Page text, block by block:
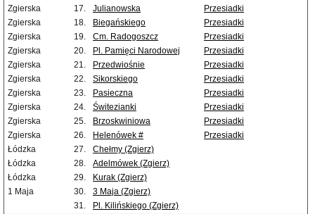
Zgierska
17. Julianowska
Przesiadki
Zgierska
18. Biegańskiego
Przesiadki
Zgierska
19. Cm. Radogoszcz
Przesiadki
Zgierska
20. Pl. Pamięci Narodowej
Przesiadki
Zgierska
21. Przedwiośnie
Przesiadki
Zgierska
22. Sikorskiego
Przesiadki
Zgierska
23. Pasieczna
Przesiadki
Zgierska
24. Świtezianki
Przesiadki
Zgierska
25. Brzoskwiniowa
Przesiadki
Zgierska
26. Helenówek #
Przesiadki
Łódzka
27.
Chełmy (Zgierz)
Łódzka
28.
Adelmówek (Zgierz)
Łódzka
29.
Kurak (Zgierz)
1 Maja
30.
3 Maja (Zgierz)
31.
Pl. Kilińskiego (Zgierz)